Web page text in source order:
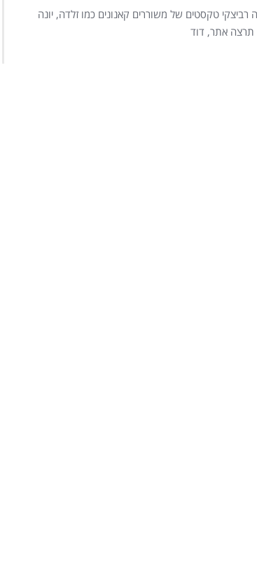
טקסטים של משוררים קאנונים כמו זלדה, יונה
תרצה אתר, דוד